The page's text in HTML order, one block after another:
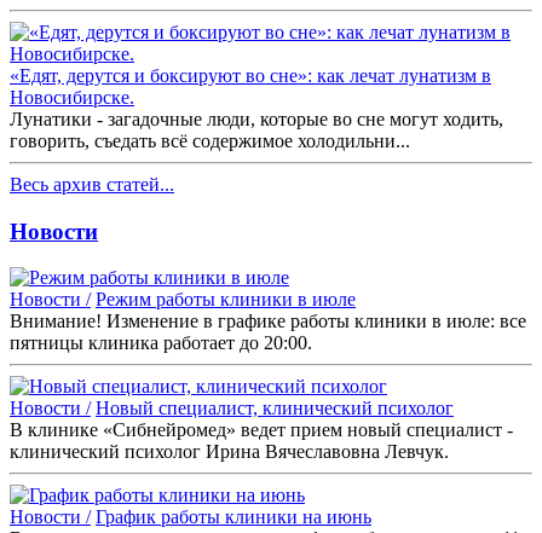
«Едят, дерутся и боксируют во сне»: как лечат лунатизм в
Новосибирске.
Лунатики - загадочные люди, которые во сне могут ходить,
говорить, съедать всё содержимое холодильни...
Весь архив статей...
Новости
Новости / Режим работы клиники в июле
Внимание! Изменение в графике работы клиники в июле: все
пятницы клиника работает до 20:00.
Новости / Новый специалист, клинический психолог
В клинике «Сибнейромед» ведет прием новый специалист -
клинический психолог Ирина Вячеславовна Левчук.
Новости / График работы клиники на июнь